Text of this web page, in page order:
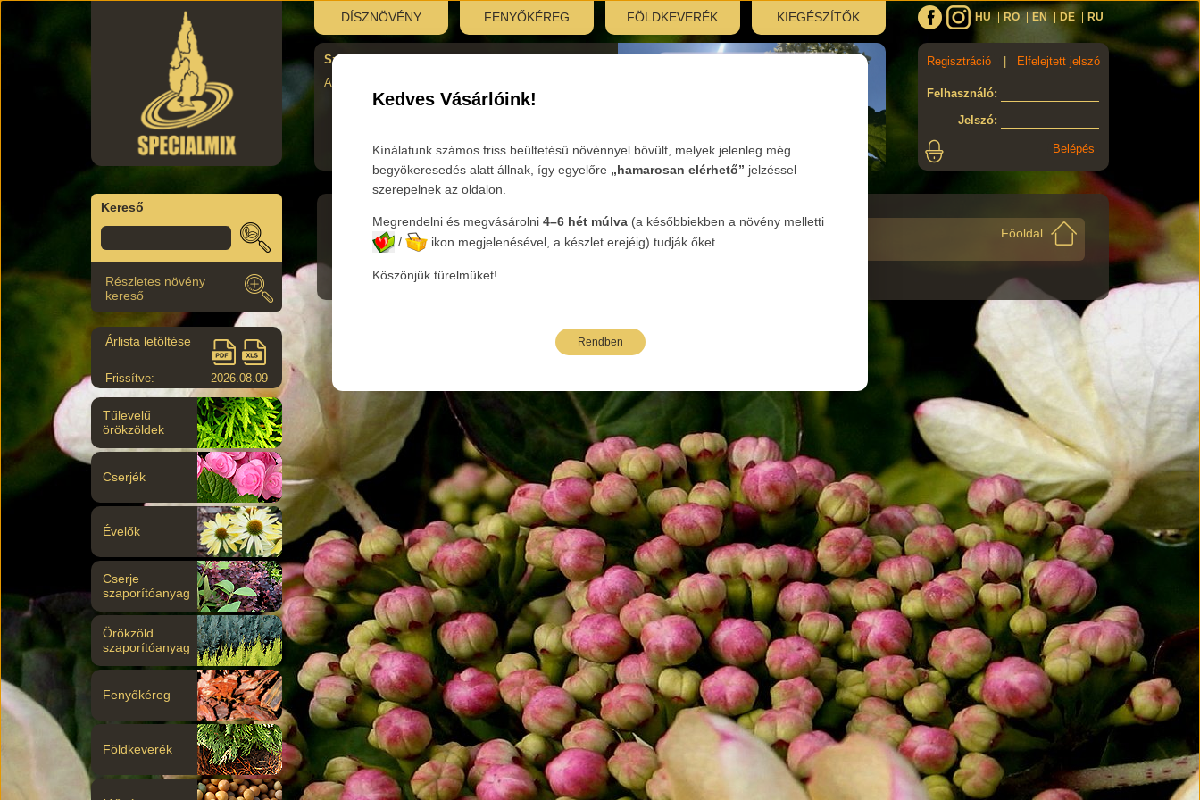
Kedves Vásárlóink!
Kínálatunk számos friss beültetésű növénnyel bővült, melyek jelenleg még
begyökeresedés alatt állnak, így egyelőre „hamarosan elérhető” jelzéssel
szerepelnek az oldalon.
Megrendelni és megvásárolni 4–6 hét múlva (a későbbiekben a növény melletti
/
ikon megjelenésével, a készlet erejéig) tudják őket.
Köszönjük türelmüket!
Rendben
DÍSZNÖVÉNY FENYŐKÉREG FÖLDKEVERÉK KIEGÉSZÍTŐK
Szombati újranyitás:
AUgusztus 29., 7:30–12:00
Tovább
HU RO EN DE RU
Regisztráció Elfelejtett jelszó
Felhasználó:
Jelszó:
Kereső
Részletes növény
kereső
Árlista letöltése
Frissítve: 2026.08.09
Tűlevelű
örökzöldek
Cserjék
Évelők
Cserje
szaporítóanyag
Örökzöld
szaporítóanyag
Fenyőkéreg
Földkeverék
Termékeink Főoldal